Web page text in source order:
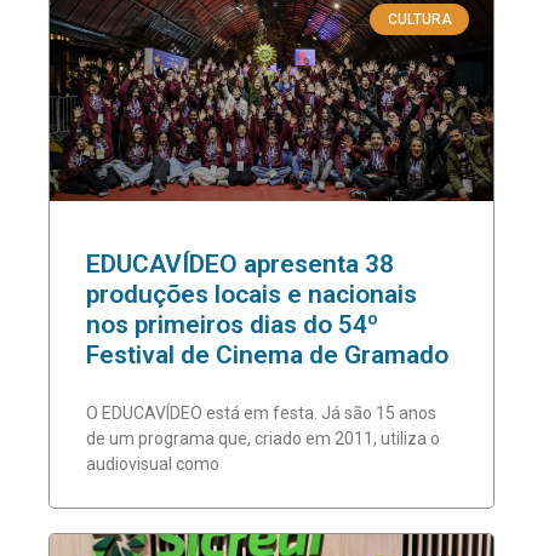
CULTURA
EDUCAVÍDEO apresenta 38
produções locais e nacionais
nos primeiros dias do 54º
Festival de Cinema de Gramado
O EDUCAVÍDEO está em festa. Já são 15 anos
de um programa que, criado em 2011, utiliza o
audiovisual como